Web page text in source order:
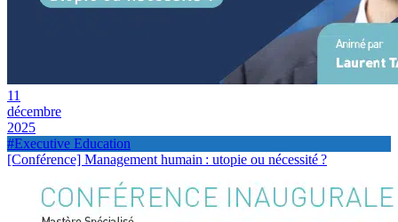
11
décembre
2025
#Executive Education
[Conférence] Management humain : utopie ou nécessité ?